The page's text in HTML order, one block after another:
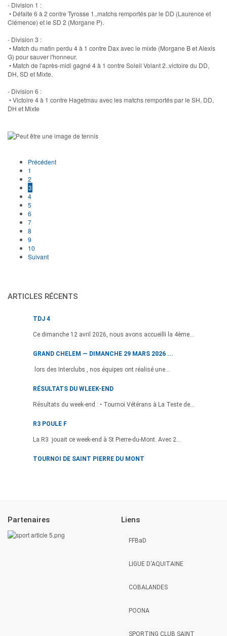
- Division 1 :
• Défaite 6 à 2 contre Tyrosse 1..matchs remportés par le DD (Laurence et
Clémence) et le SD 2 (Morgane P).
- Division 3 :
• Match du matin perdu 4 à 1 contre Dax avec le mixte (Morgane B et Alexis
G) pour sauver l'honneur.
• Match de l'après-midi gagné 4 à 1 contre Soleil Volant 2..victoire du DD,
DH, SD et Mixte.
- Division 6 :
• Victoire 4 à 1 contre Hagetmau avec les matchs remportés par le SH, DD,
DH et Mixte
Précédent
1
2
3
4
5
6
7
8
9
10
Suivant
ARTICLES RÉCENTS
TDJ 4
Ce dimanche 12 avril 2026, nous avons accueilli la 4ème...
GRAND CHELEM — DIMANCHE 29 MARS 2026 ...
lors des Interclubs , nos équipes ont réalisé une...
RÉSULTATS DU WLEEK-END
Résultats du week-end : • Tournoi Vétérans à La Teste de...
R3 POULE F
La R3 jouait ce week-end à St Pierre-du-Mont. Avec 2...
TOURNOI DE SAINT PIERRE DU MONT
Partenaires Liens
FFBaD
LIGUE D'AQUITAINE
COBALANDES
POONA
SPORTING CLUB SAINT